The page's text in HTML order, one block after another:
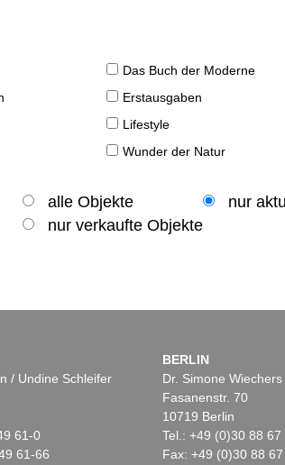
Das Buch der Moderne
Erstausgaben
Lifestyle
Wunder der Natur
alle Objekte
nur
nur verkaufte Objekte
/ Undine Schleifer
61-0
61-66
BERLIN
Dr. Simone Wiechers
Fasanenstr. 70
10719 Berlin
Tel.: +49 (0)30 88 67
Fax: +49 (0)30 88